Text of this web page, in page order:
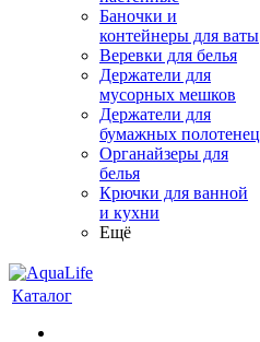
Баночки и
контейнеры для ваты
Веревки для белья
Держатели для
мусорных мешков
Держатели для
бумажных полотенец
Органайзеры для
белья
Крючки для ванной
и кухни
Ещё
Каталог